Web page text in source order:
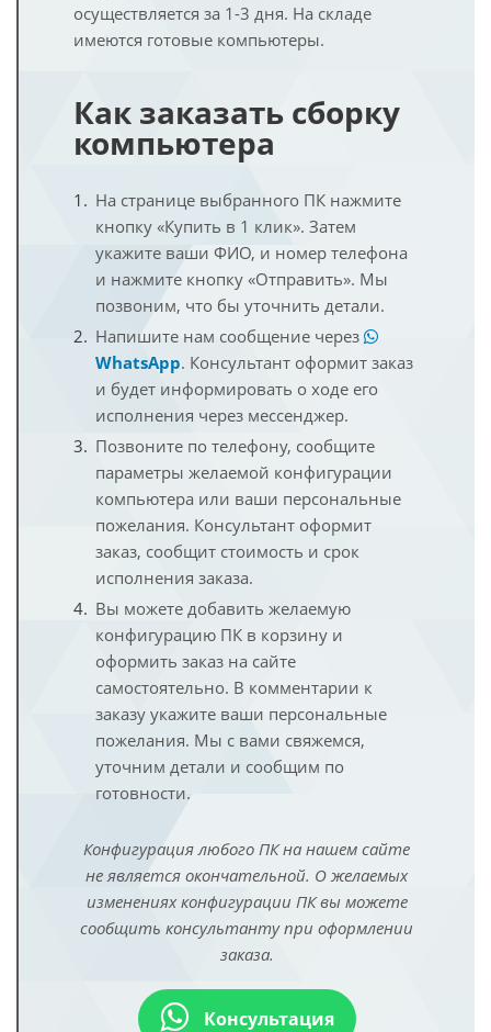
осуществляется за 1-3 дня. На складе
имеются готовые компьютеры.
Как заказать сборку
компьютера
На странице выбранного ПК нажмите
кнопку «Купить в 1 клик». Затем
укажите ваши ФИО, и номер телефона
и нажмите кнопку «Отправить». Мы
позвоним, что бы уточнить детали.
Напишите нам сообщение через
WhatsApp. Консультант оформит заказ
и будет информировать о ходе его
исполнения через мессенджер.
Позвоните по телефону, сообщите
параметры желаемой конфигурации
компьютера или ваши персональные
пожелания. Консультант оформит
заказ, сообщит стоимость и срок
исполнения заказа.
Вы можете добавить желаемую
конфигурацию ПК в корзину и
оформить заказ на сайте
самостоятельно. В комментарии к
заказу укажите ваши персональные
пожелания. Мы с вами свяжемся,
уточним детали и сообщим по
готовности.
Конфигурация любого ПК на нашем сайте
не является окончательной. О желаемых
изменениях конфигурации ПК вы можете
сообщить консультанту при оформлении
заказа.
Консультация